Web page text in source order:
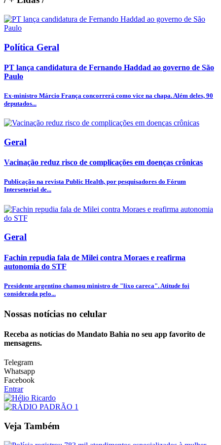
Política Geral
PT lança candidatura de Fernando Haddad ao governo de São
Paulo
Ex-ministro Márcio França concorrerá como vice na chapa. Além deles, 90
deputados...
Geral
Vacinação reduz risco de complicações em doenças crônicas
Publicação na revista Public Health, por pesquisadores do Fórum
Intersetorial de...
Geral
Fachin repudia fala de Milei contra Moraes e reafirma
autonomia do STF
Presidente argentino chamou ministro de "lixo careca". Atitude foi
considerada pelo...
Nossas notícias no celular
Receba as notícias do Mandato Bahia no seu app favorito de
mensagens.
Telegram
Whatsapp
Facebook
Entrar
Veja Também